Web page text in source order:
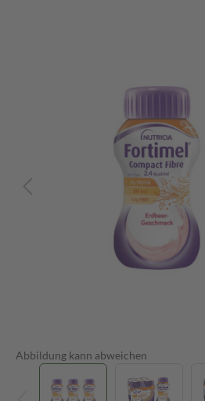
Abbildung kann abweichen